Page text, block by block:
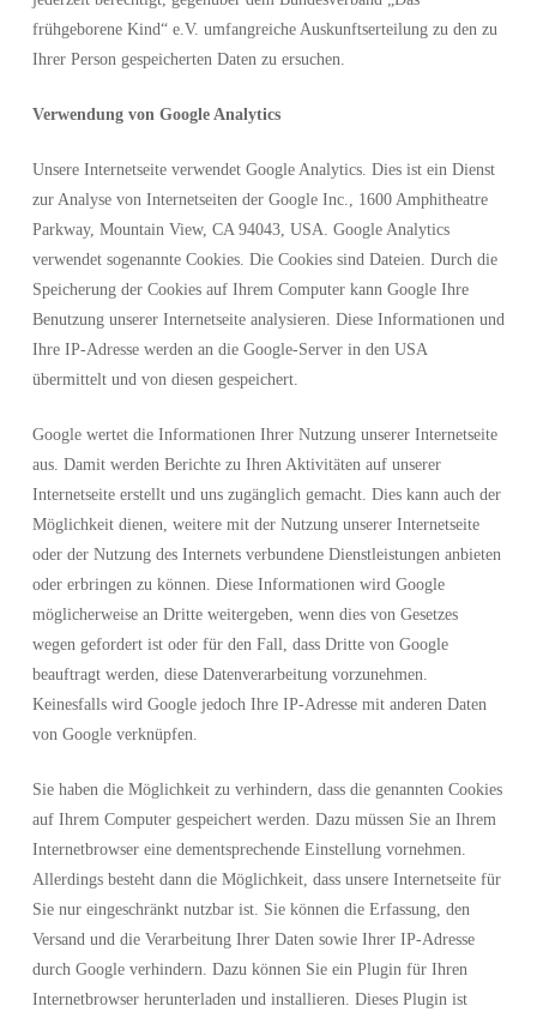
frühgeborene Kind“ e.V. umfangreiche Auskunftserteilung zu den zu
Ihrer Person gespeicherten Daten zu ersuchen.
Verwendung von Google Analytics
Unsere Internetseite verwendet Google Analytics. Dies ist ein Dienst
zur Analyse von Internetseiten der Google Inc., 1600 Amphitheatre
Parkway, Mountain View, CA 94043, USA. Google Analytics
verwendet sogenannte Cookies. Die Cookies sind Dateien. Durch die
Speicherung der Cookies auf Ihrem Computer kann Google Ihre
Benutzung unserer Internetseite analysieren. Diese Informationen und
Ihre IP-Adresse werden an die Google-Server in den USA
übermittelt und von diesen gespeichert.
Google wertet die Informationen Ihrer Nutzung unserer Internetseite
aus. Damit werden Berichte zu Ihren Aktivitäten auf unserer
Internetseite erstellt und uns zugänglich gemacht. Dies kann auch der
Möglichkeit dienen, weitere mit der Nutzung unserer Internetseite
oder der Nutzung des Internets verbundene Dienstleistungen anbieten
oder erbringen zu können. Diese Informationen wird Google
möglicherweise an Dritte weitergeben, wenn dies von Gesetzes
wegen gefordert ist oder für den Fall, dass Dritte von Google
beauftragt werden, diese Datenverarbeitung vorzunehmen.
Keinesfalls wird Google jedoch Ihre IP-Adresse mit anderen Daten
von Google verknüpfen.
Sie haben die Möglichkeit zu verhindern, dass die genannten Cookies
auf Ihrem Computer gespeichert werden. Dazu müssen Sie an Ihrem
Internetbrowser eine dementsprechende Einstellung vornehmen.
Allerdings besteht dann die Möglichkeit, dass unsere Internetseite für
Sie nur eingeschränkt nutzbar ist. Sie können die Erfassung, den
Versand und die Verarbeitung Ihrer Daten sowie Ihrer IP-Adresse
durch Google verhindern. Dazu können Sie ein Plugin für Ihren
Internetbrowser herunterladen und installieren. Dieses Plugin ist